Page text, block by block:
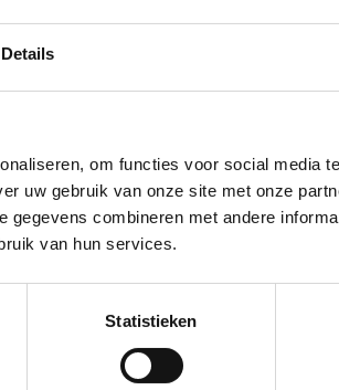
Details
om functies voor social media
uw gebruik van onze site met onze
combineren met andere
van hun services.
Statistieken